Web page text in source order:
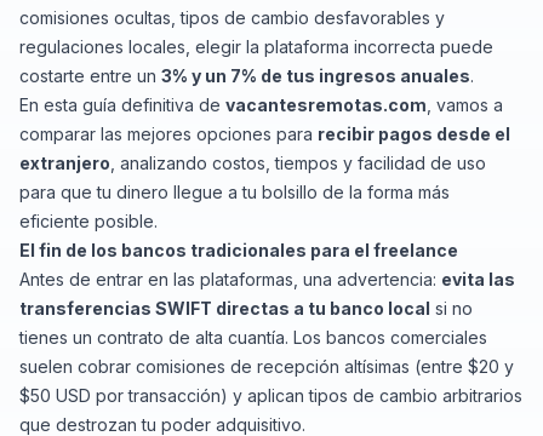
comisiones ocultas, tipos de cambio desfavorables y
regulaciones locales, elegir la plataforma incorrecta puede
costarte entre un 3% y un 7% de tus ingresos anuales.
En esta guía definitiva de vacantesremotas.com , vamos a
comparar las mejores opciones para recibir pagos desde el
extranjero , analizando costos, tiempos y facilidad de uso
para que tu dinero llegue a tu bolsillo de la forma más
eficiente posible.
El fin de los bancos tradicionales para el freelance
Antes de entrar en las plataformas, una advertencia: evita las
transferencias SWIFT directas a tu banco local si no
tienes un contrato de alta cuantía. Los bancos comerciales
suelen cobrar comisiones de recepción altísimas (entre $20 y
$50 USD por transacción) y aplican tipos de cambio arbitrarios
que destrozan tu poder adquisitivo.